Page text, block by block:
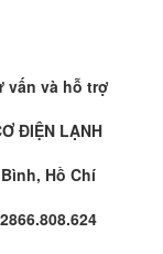
vấn và hỗ trợ
ĐIỆN LẠNH
Hồ Chí